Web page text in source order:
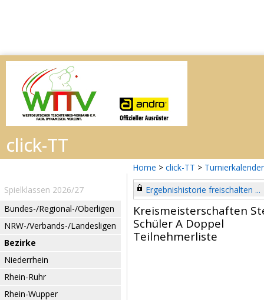
Home > click-TT > Turnierkalender
Spielklassen 2026/27
Bundes-/Regional-/Oberligen
NRW-/Verbands-/Landesligen
Bezirke
Niederrhein
Rhein-Ruhr
Rhein-Wupper
Ergebnishistorie freischalten ...
Kreismeisterschaften
Schüler A Doppel
Teilnehmerliste